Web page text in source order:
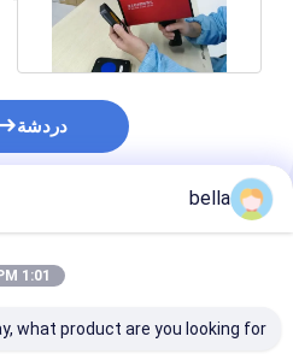
دردشة
المنتجات الموصى بها
bella
1:01 PM
what product are you looking for?